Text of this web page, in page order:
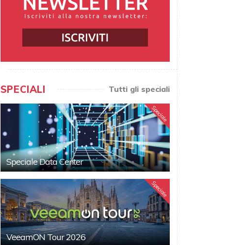
SPECIALI Tutti gli speciali
Speciale
Speciale Data Center
Speciale
VeeamON Tour 2026